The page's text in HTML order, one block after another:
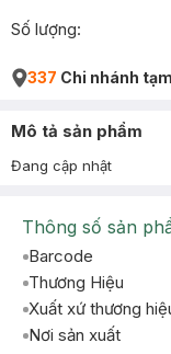
Số lượng:
337 Chi nhánh
Mô tả sản phẩm
Đang cập nhật
Thông số sản
Barcode
Thương Hiệu
Xuất xứ thương
Nơi sản xuất